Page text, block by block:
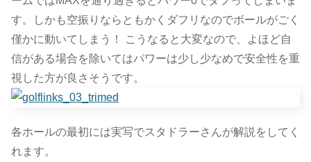
す。しかも空振りならともかくダフリなのでボールがごく
僅かに動いてしまう！ こうなると大変なので、よほど自
信がある場合を除いてはパワーは少し少なめで安全性を重
視した方が良さそうです。
各ホールの最初には実写でスタドラーさんが解説をしてく
れます。